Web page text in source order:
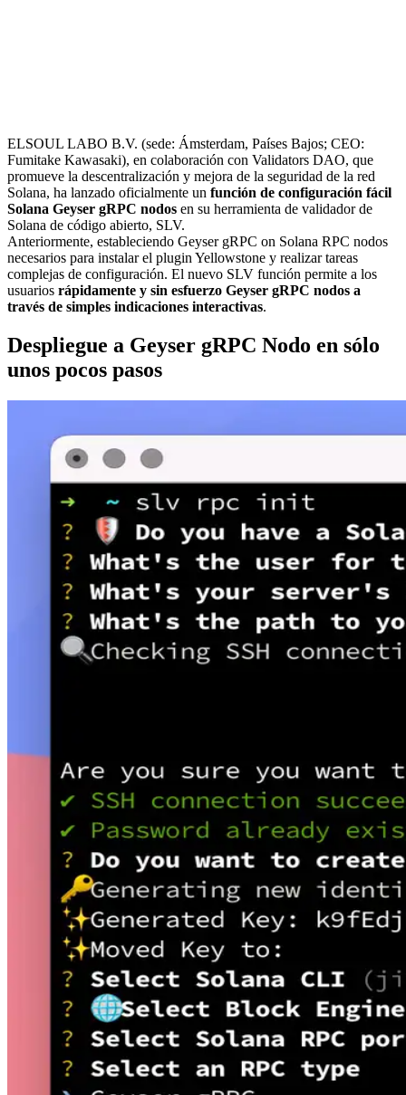
ELSOUL LABO B.V. (sede: Ámsterdam, Países Bajos; CEO:
Fumitake Kawasaki), en colaboración con Validators DAO, que
promueve la descentralización y mejora de la seguridad de la red
Solana, ha lanzado oficialmente un función de configuración fácil
Solana Geyser gRPC nodos en su herramienta de validador de
Solana de código abierto, SLV.
Anteriormente, estableciendo Geyser gRPC on Solana RPC nodos
necesarios para instalar el plugin Yellowstone y realizar tareas
complejas de configuración. El nuevo SLV función permite a los
usuarios rápidamente y sin esfuerzo Geyser gRPC nodos a
través de simples indicaciones interactivas.
Despliegue a Geyser gRPC Nodo en sólo
unos pocos pasos